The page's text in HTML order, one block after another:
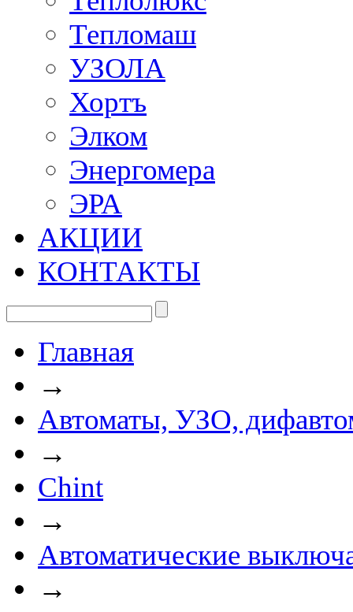
Тепломаш
УЗОЛА
Хортъ
Элком
Энергомера
ЭРА
АКЦИИ
КОНТАКТЫ
Главная
→
Автоматы, УЗО,
→
Chint
→
Автоматические
→